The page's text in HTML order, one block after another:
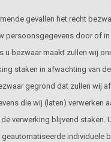
gevallen het recht
persoonsgegevens door of
u bezwaar maakt zullen wij
staken in afwachting van
gegrond dat zullen wij
die wij (laten) verwerken
verwerking blijvend staken.
geautomatiseerde individuele